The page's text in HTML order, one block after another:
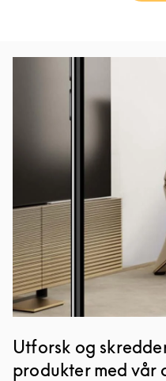
Utforsk og
produkter med vår